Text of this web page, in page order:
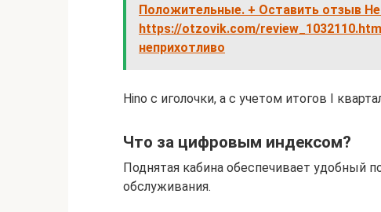
Положительные. + Оставить отзыв
https://otzovik.com/
неприхотливо
Hino с иголочки, а с учетом итогов I
Что за цифровым индексом?
Поднятая кабина обеспечивает удобный
обслуживания.